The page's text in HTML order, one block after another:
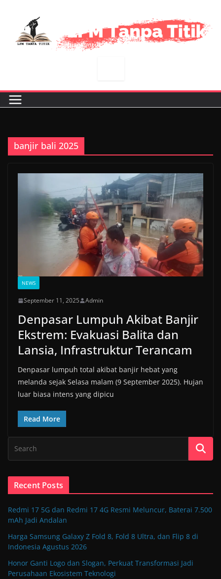
content
banjir bali 2025
NEWS
September 11, 2025 Admin
Denpasar Lumpuh Akibat Banjir
Ekstrem: Evakuasi Balita dan
Lansia, Infrastruktur Terancam
Denpasar lumpuh total akibat banjir hebat yang
melanda sejak Selasa malam (9 September 2025). Hujan
luar biasa intens yang dipicu
Read More
Recent Posts
Redmi 17 5G dan Redmi 17 4G Resmi Meluncur, Baterai 7.500
mAh Jadi Andalan
Harga Samsung Galaxy Z Fold 8, Fold 8 Ultra, dan Flip 8 di
Indonesia Agustus 2026
Honor Ganti Logo dan Slogan, Perkuat Transformasi Jadi
Perusahaan Ekosistem Teknologi